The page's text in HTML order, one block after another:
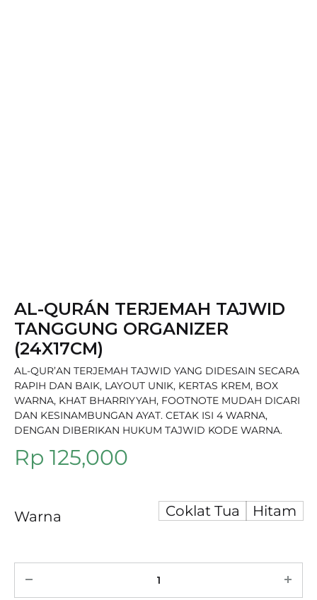
AL-QURÁN TERJEMAH TAJWID
TANGGUNG ORGANIZER
(24X17CM)
AL-QUR’AN TERJEMAH TAJWID YANG DIDESAIN SECARA
RAPIH DAN BAIK, LAYOUT UNIK, KERTAS KREM, BOX
WARNA, KHAT BHARRIYYAH, FOOTNOTE MUDAH DICARI
DAN KESINAMBUNGAN AYAT. CETAK ISI 4 WARNA,
DENGAN DIBERIKAN HUKUM TAJWID KODE WARNA.
Rp 125,000
Warna Coklat Tua Hitam